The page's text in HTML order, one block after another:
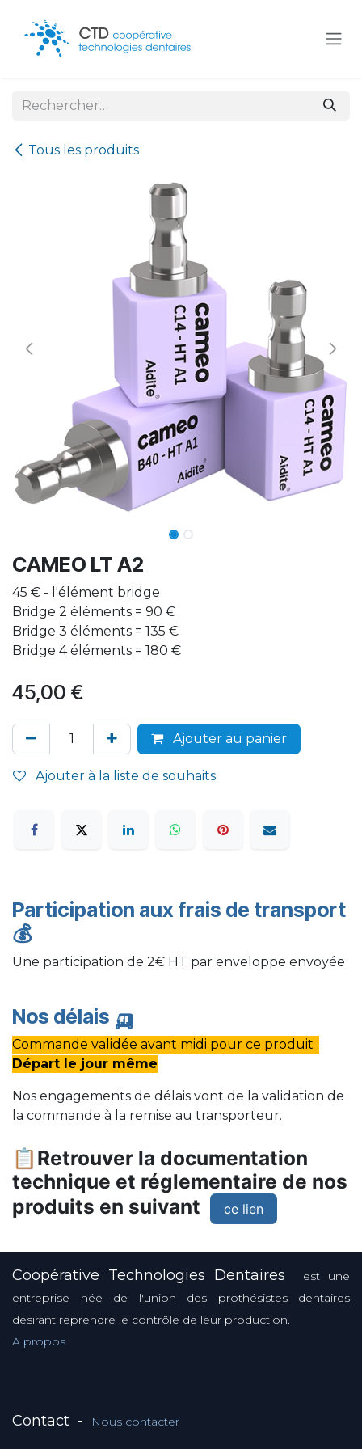
Tous les produits
CAMEO LT A2
45 € - l'élément bridge
Bridge 2 éléments = 90 €
Bridge 3 éléments = 135 €
Bridge 4 éléments = 180 €
45,00 €
Ajouter au panier
Ajouter à la liste de souhaits
Participation aux frais de transport
💰
Une participation de 2€ HT par enveloppe envoyée
Nos délais 🛺
Commande validée avant midi pour ce produit :
Départ le jour même
Nos engagements de délais vont de la validation de
la commande à la remise au transporteur.
📋Retrouver la documentation
technique et réglementaire de nos
produits en suivant
ce lien
Coopérative Technologies Dentaires
est une
entreprise née de l'union des prothésistes dentaires
désirant reprendre le contrôle de leur production.
A propos
Contact - Nous contacter